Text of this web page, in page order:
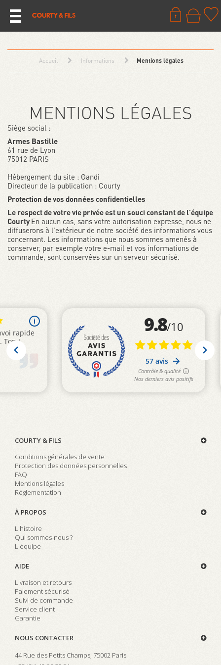
Accueil Informations Mentions légales
MENTIONS LÉGALES
Siège social :
Armes Bastille
61 rue de Lyon
75012 PARIS
Hébergement du site : Gandi
Directeur de la publication : Courty
Protection de vos données confidentielles
Le respect de votre vie privée est un souci constant de l'équipe
CourtyEn aucun cas, sans votre autorisation expresse, nous ne
diffuserons à l'extérieur de notre société des informations vous
concernant. Les informations que nous sommes amenés à
conserver, par exemple votre e-mail et vos informations de
commande, sont conservées sur un serveur sécurisé.
COURTY & FILS
Conditions générales de vente
Protection des données personnelles
FAQ
Mentions légales
Réglementation
À PROPOS
L'histoire
Qui sommes-nous ?
L'équipe
AIDE
Livraison et retours
Paiement sécurisé
Suivi de commande
Service client
Garantie
NOUS CONTACTER
44 Rue des Petits Champs, 75002 Paris